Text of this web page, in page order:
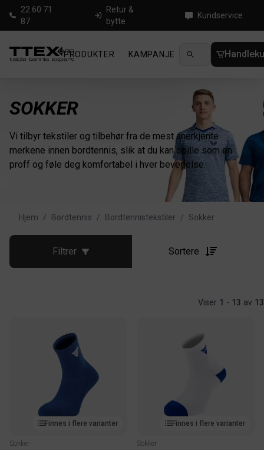
22 60 71
87
Retur &
bytte
Kundservice
PRODUKTER KAMPANJE NYHETER
SOKKER
Vi tilbyr tekstiler og tilbehør fra de mest anerkjente
merkene innen bordtennis, slik at du kan spille som en
proff og føle deg komfortabel i hver bevegelse.
Hjem / Bordtennis / Bordtennistekstiler / Sokker
Filtrer Sortere
Viser 1 - 13 av 13
Finnes i flere varianter
Sokker
Finnes i flere varianter
Sokker